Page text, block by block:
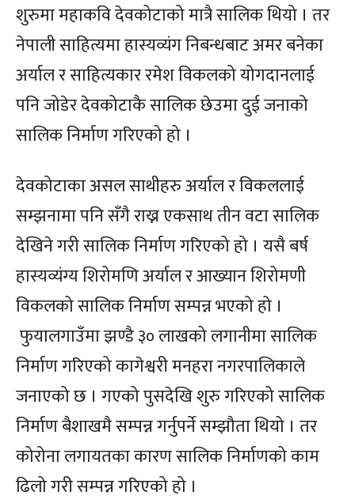
शुरुमा महाकवि देवकोटाको मात्रै सालिक थियो । तर
नेपाली साहित्यमा हास्यव्यंग निबन्धबाट अमर बनेका
अर्याल र साहित्यकार रमेश विकलको योगदानलाई
पनि जोडेर देवकोटाकै सालिक छेउमा दुई जनाको
सालिक निर्माण गरिएको हो ।
देवकोटाका असल साथीहरु अर्याल र विकललाई
सम्झनामा पनि सँगै राख्न एकसाथ तीन वटा सालिक
देखिने गरी सालिक निर्माण गरिएको हो । यसै बर्ष
हास्यव्यंग्य शिरोमणि अर्याल र आख्यान शिरोमणी
विकलको सालिक निर्माण सम्पन्न भएको हो ।
फुयालगाउँमा झण्डै ३० लाखको लगानीमा सालिक
निर्माण गरिएको कागेश्वरी मनहरा नगरपालिकाले
जनाएको छ । गएको पुसदेखि शुरु गरिएको सालिक
निर्माण बैशाखमै सम्पन्न गर्नुपर्ने सम्झौता थियो । तर
कोरोना लगायतका कारण सालिक निर्माणको काम
ढिलो गरी सम्पन्न गरिएको हो ।